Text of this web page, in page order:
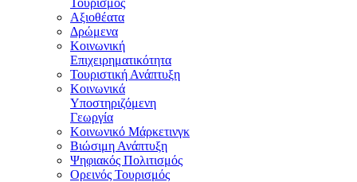
Τουρισμός
Αξιοθέατα
Δρώμενα
Κοινωνική
Επιχειρηματικότητα
Τουριστική Ανάπτυξη
Κοινωνικά
Υποστηριζόμενη
Γεωργία
Κοινωνικό Μάρκετινγκ
Βιώσιμη Ανάπτυξη
Ψηφιακός Πολιτισμός
Ορεινός Τουρισμός